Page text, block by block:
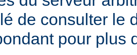
de consulter le
pour plus